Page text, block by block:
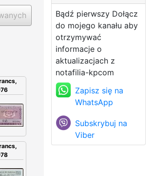
Bądź pierwszy Dołącz
do mojego kanału aby
otrzymywać
informacje o
aktualizacjach z
notafilia-kpcom
Zapisz się na
WhatsApp
Subskrybuj na
Viber